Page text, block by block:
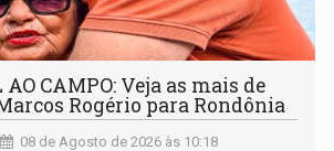
AO CAMPO: Veja as mais de
Rogério para Rondônia
08 de Agosto de 2026 às 10:18